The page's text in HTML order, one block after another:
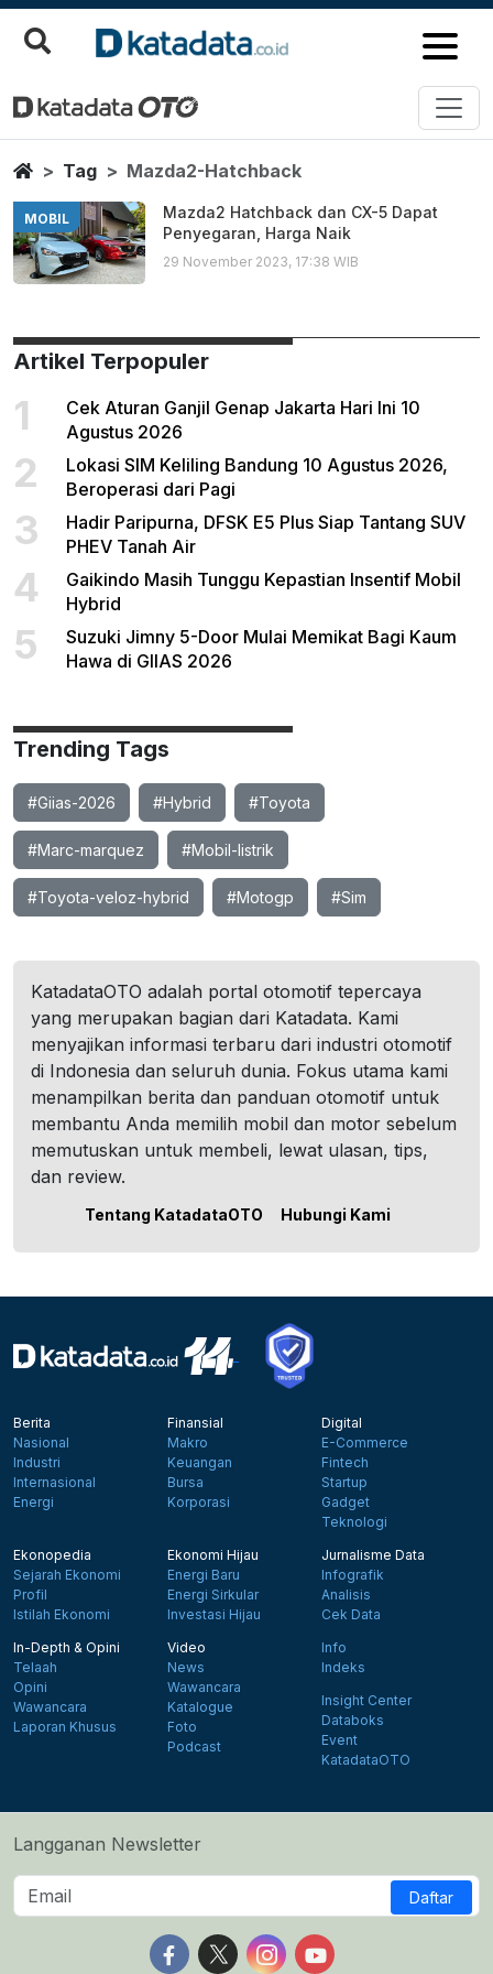
Mazda2 Hatchback
Berita Terbaru
HomeTag Mazda2-Hatchback
MOBIL
Mazda2 Hatchback dan CX-5 Dapat
Penyegaran, Harga Naik
29 November 2023, 17:38 WIB
Artikel Terpopuler
1
Cek Aturan Ganjil Genap Jakarta Hari Ini 10
Agustus 2026
2
Lokasi SIM Keliling Bandung 10 Agustus 2026,
Beroperasi dari Pagi
3
Hadir Paripurna, DFSK E5 Plus Siap Tantang SUV
PHEV Tanah Air
4
Gaikindo Masih Tunggu Kepastian Insentif Mobil
Hybrid
5
Suzuki Jimny 5-Door Mulai Memikat Bagi Kaum
Hawa di GIIAS 2026
Trending Tags
#Giias-2026 #Hybrid #Toyota
#Marc-marquez #Mobil-listrik
#Toyota-veloz-hybrid #Motogp #Sim
KatadataOTO adalah portal otomotif tepercaya
yang merupakan bagian dari Katadata. Kami
menyajikan informasi terbaru dari industri otomotif
di Indonesia dan seluruh dunia. Fokus utama kami
menampilkan berita dan panduan otomotif untuk
membantu Anda memilih mobil dan motor sebelum
memutuskan untuk membeli, lewat ulasan, tips,
dan review.
Tentang KatadataOTO Hubungi Kami
Berita
Nasional
Industri
Internasional
Energi
Finansial
Makro
Keuangan
Bursa
Korporasi
Digital
E-Commerce
Fintech
Startup
Gadget
Teknologi
Ekonopedia
Sejarah Ekonomi
Profil
Istilah Ekonomi
Ekonomi Hijau
Energi Baru
Energi Sirkular
Investasi Hijau
Jurnalisme Data
Infografik
Analisis
Cek Data
In-Depth & Opini
Telaah
Opini
Wawancara
Laporan Khusus
Video
News
Wawancara
Katalogue
Foto
Podcast
Info
Indeks
Insight Center
Databoks
Event
KatadataOTO
Langganan Newsletter
Daftar
Follow us on Facebook
Follow us on X
Follow us on Instagram
Follow us on